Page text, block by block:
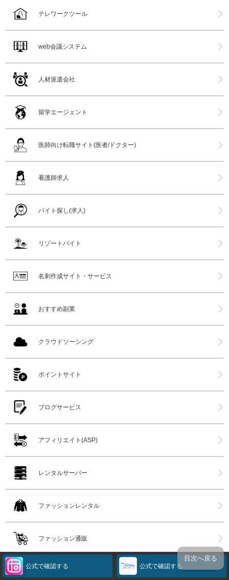
公式で確認する 公式で確認する
テレワークツール
web会議システム
人材派遣会社
留学エージェント
医師向け転職サイト(医者/ドクター)
看護師求人
バイト探し(求人)
リゾートバイト
名刺作成サイト・サービス
おすすめ副業
クラウドソーシング
ポイントサイト
ブログサービス
アフィリエイト(ASP)
レンタルサーバー
ファッションレンタル
ファッション通販
ネット通販
目次へ戻る